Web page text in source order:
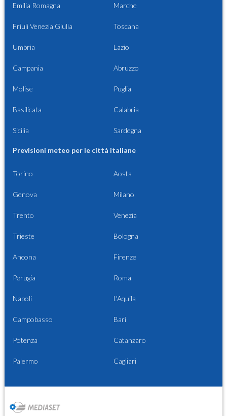
Emilia Romagna Marche
Friuli Venezia Giulia Toscana
Umbria Lazio
Campania Abruzzo
Molise Puglia
Basilicata Calabria
Sicilia Sardegna
Previsioni meteo per le città italiane
Torino Aosta
Genova Milano
Trento Venezia
Trieste Bologna
Ancona Firenze
Perugia Roma
Napoli L'Aquila
Campobasso Bari
Potenza Catanzaro
Palermo Cagliari